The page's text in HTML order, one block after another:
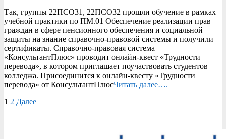
19
Так, группы 22ПСО31, 22ПСО32 прошли обучение в рамках
учебной практики по ПМ.01 Обеспечение реализации прав
граждан в сфере пенсионного обеспечения и социальной
защиты на знание справочно-правовой системы и получили
сертификаты. Справочно-правовая система
«КонсультантПлюс» проводит онлайн-квест «Трудности
перевода», в котором приглашает поучаствовать студентов
колледжа. Присоединится к онлайн-квесту «Трудности
перевода» от КонсультантПлюсЧитать далее….
Пагинация
1 2 Далее